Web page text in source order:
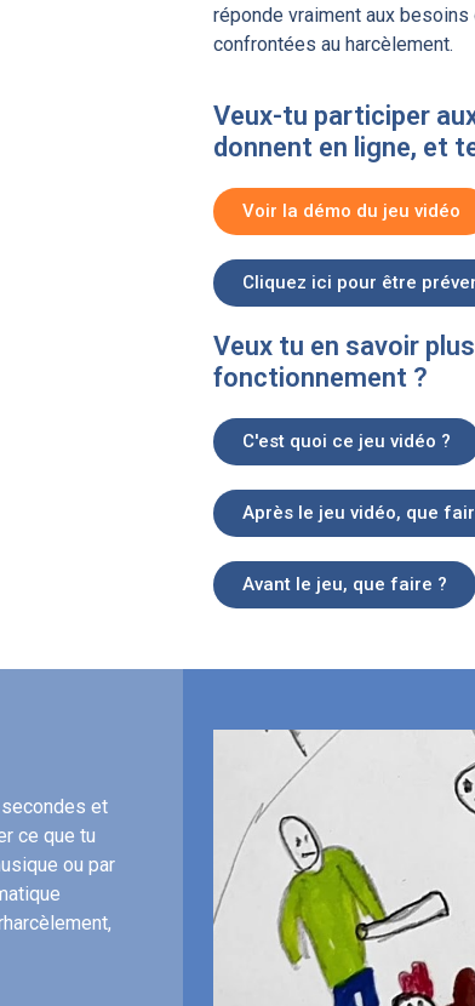
réponde vraiment aux
confrontées au harcèlement.
Veux-tu participer
donnent en ligne, et
Voir la démo du jeu vidéo
Cliquez ici pour être
Veux tu en savoir
fonctionnement ?
C'est quoi ce jeu vidéo ?
Après le jeu vidéo, que
Avant le jeu, que faire ?
et
ce que tu
ou par
…).